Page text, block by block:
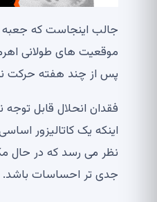
جالب اینجاست که جعبه
موقعیت های طولانی
پس از چند هفته حرکت
فقدان انحلال قابل
جدی تر احساسات باشد.